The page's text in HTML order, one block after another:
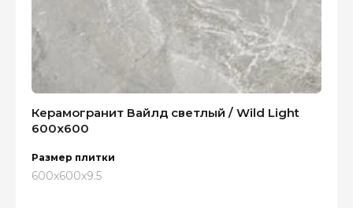
Керамогранит Вайлд светлый / Wild Light
600x600
Размер плитки
600x600x9.5